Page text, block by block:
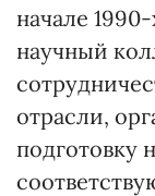
начале
научный
отрасли,
подготовку